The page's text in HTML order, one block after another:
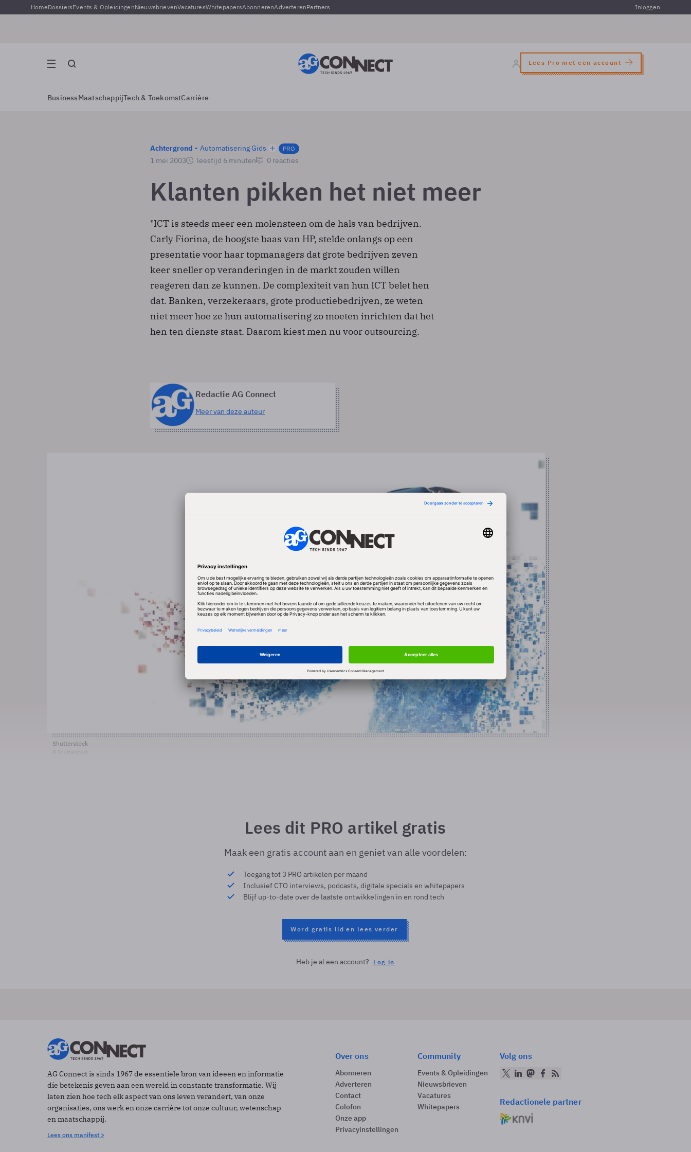
HomeDossiersEvents & OpleidingenNieuwsbrievenVacaturesWhitepapersAbonnerenAdverterenPartners Inloggen
Lees Pro met een account
BusinessMaatschappijTech & ToekomstCarrière
Achtergrond Automatisering Gids PRO
1 mei 2003 leestijd 6 minuten 0 reacties
Klanten pikken het niet meer
"ICT is steeds meer een molensteen om de hals van bedrijven.
Carly Fiorina, de hoogste baas van HP, stelde onlangs op een
presentatie voor haar topmanagers dat grote bedrijven zeven
keer sneller op veranderingen in de markt zouden willen
reageren dan ze kunnen. De complexiteit van hun ICT belet hen
dat. Banken, verzekeraars, grote productiebedrijven, ze weten
niet meer hoe ze hun automatisering zo moeten inrichten dat het
hen ten dienste staat. Daarom kiest men nu voor outsourcing.
Redactie AG Connect
Meer van deze auteur
Shutterstock
Lees dit PRO artikel gratis
Maak een gratis account aan en geniet van alle voordelen:
Toegang tot 3 PRO artikelen per maand
Inclusief CTO interviews, podcasts, digitale specials en whitepapers
Blijf up-to-date over de laatste ontwikkelingen in en rond tech
Word gratis lid en lees verder
Heb je al een account? Log in
AG Connect is sinds 1967 de essentiële bron van ideeën en informatie
die betekenis geven aan een wereld in constante transformatie. Wij
laten zien hoe tech elk aspect van ons leven verandert, van onze
organisaties, ons werk en onze carrière tot onze cultuur, wetenschap
en maatschappij.
Lees ons manifest >
Over ons
Abonneren
Adverteren
Contact
Colofon
Onze app
Privacyinstellingen
Community
Events & Opleidingen
Nieuwsbrieven
Vacatures
Whitepapers
Volg ons
Redactionele partner